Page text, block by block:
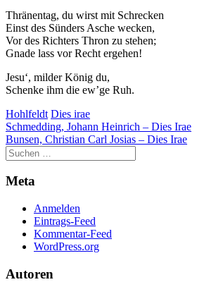
Thränentag, du wirst mit Schrecken
Einst des Sünders Asche wecken,
Vor des Richters Thron zu stehen;
Gnade lass vor Recht ergehen!
Jesu‘, milder König du,
Schenke ihm die ew’ge Ruh.
Hohlfeldt Dies irae
Beitragsnavigation
Schmedding, Johann Heinrich – Dies Irae
Bunsen, Christian Carl Josias – Dies Irae
Meta
Anmelden
Eintrags-Feed
Kommentar-Feed
WordPress.org
Autoren